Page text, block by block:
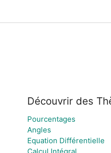
Découvrir des
Pourcentages
Angles
Equation Différentielle